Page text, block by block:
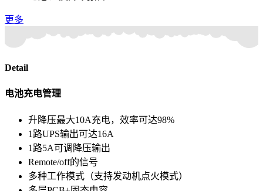
更多
Detail
电池充电管理
升降压最大10A充电，效率可达98%
1路UPS输出可达16A
1路5A可调降压输出
Remote/off的信号
多种工作模式（支持发动机点火模式）